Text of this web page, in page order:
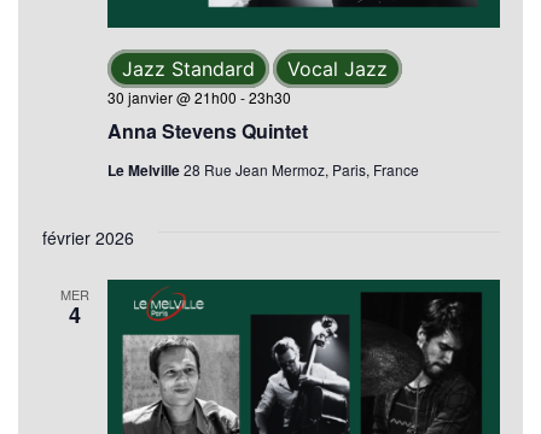
Anna Stevens Quintet
30 janvier @ 21h00 -23h30
Jazz Standard Vocal Jazz
Le Melville28 Rue Jean Mermoz, Paris, France
février 2026
MER
4